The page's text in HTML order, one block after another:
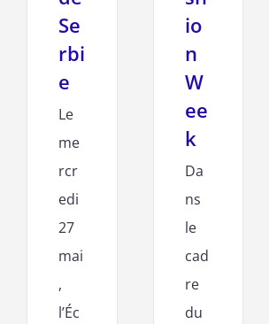
Se
rbi
e
Le
me
rcr
edi
27
mai
,
l’Éc
io
n
W
ee
k
Da
ns
le
cad
re
du